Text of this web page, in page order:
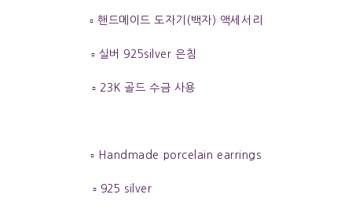
▫️ 핸드메이드 도자기(백자) 액세서리
▫️ 실버 925silver 은침
▫️ 23K 골드 수금 사용
▫️ Handmade porcelain earrings
▫️ 925 silver